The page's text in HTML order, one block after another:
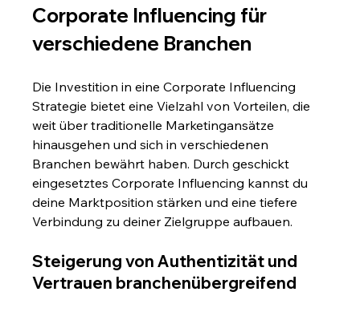
Corporate Influencing für
verschiedene Branchen
Die Investition in eine Corporate Influencing
Strategie bietet eine Vielzahl von Vorteilen, die
weit über traditionelle Marketingansätze
hinausgehen und sich in verschiedenen
Branchen bewährt haben. Durch geschickt
eingesetztes Corporate Influencing kannst du
deine Marktposition stärken und eine tiefere
Verbindung zu deiner Zielgruppe aufbauen.
Steigerung von Authentizität und
Vertrauen branchenübergreifend